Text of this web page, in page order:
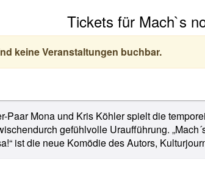
Tickets für Mach`s
keine Veranstaltungen buchbar.
Paar Mona und Kris Köhler spielt die
gefühlvolle Uraufführung.
ist die neue Komödie des Autors,
Keim. Wortwitz trifft Slapstick in den